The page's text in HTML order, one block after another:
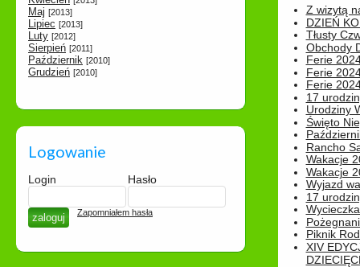
Maj [2013]
Lipiec [2013]
Luty [2012]
Sierpień [2011]
Październik [2010]
Grudzień [2010]
Logowanie
Login Hasło
Zapomniałem hasła
Z wizytą
DZIEŃ
Tłusty
Obchody
Ferie
Ferie
Ferie
17
Urodziny
Święto
Rancho
Wakacje
Wakacje
Wyjazd
17
Piknik
XIV